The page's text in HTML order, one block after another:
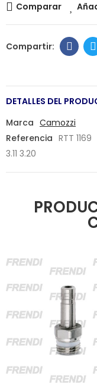
Comparar
DETALLES DEL
Marca Camozzi
Referencia RTT 1169
3.11 3.20